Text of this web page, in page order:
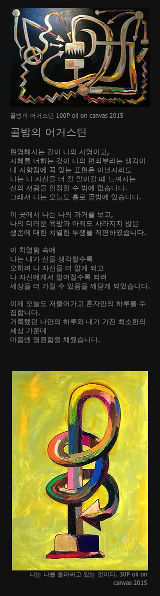
골방의 어거스틴 100P oil on canvas 2015
골방의 어거스틴
현명해지는 길이 나의 사명이고,
지혜를 더하는 것이 나의 면죄부라는 생각이
내 지향점에 꼭 맞는 표현은 아닐지라도
나는 나 자신을 더 잘 알아갈 때 느껴지는
신의 서광을 인정할 수 밖에 없습니다.
그래서 나는 오늘도 홀로 골방에 있습니다.
이 곳에서 나는 나의 과거를 보고,
나의 더러운 욕망과 아직도 사라지지 않은
생존에 대한 치열한 투쟁을 직면하였습니다.
이 치열함 속에
나는 내가 신을 생각할수록
오히려 나 자신을 더 알게 되고
나 자신에게서 멀어질수록 되려
세상을 더 가질 수 있음을 깨닫게 되었습니다.
이제 오늘도 저물어가고 혼자만의 하루를 수
집합니다.
거룩했던 나만의 하루와 내가 가진 최소한의
세상 가운데
마음엔 영원함을 채웠습니다.
나는 나를 둘러싸고 있는 것이다. 30P oil on
canvas 2015